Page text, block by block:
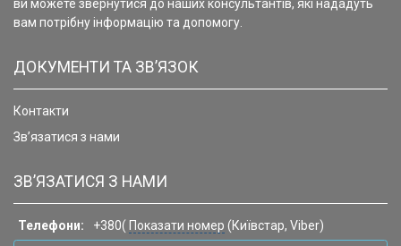
ви можете звернутися до наших консультантів, які нададуть
вам потрібну інформацію та допомогу.
ДОКУМЕНТИ ТА ЗВ’ЯЗОК
Контакти
Зв’язатися з нами
ЗВ’ЯЗАТИСЯ З НАМИ
Телефони: +380( Показати номер (Київстар, Viber)